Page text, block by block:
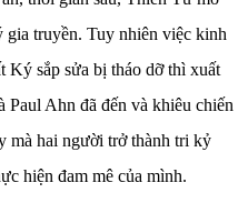
gia truyền. Tuy nhiên việc kinh
Ký sắp sửa bị tháo dỡ thì xuất
Paul Ahn đã đến và khiêu chiến
mà hai người trở thành tri kỷ
hiện đam mê của mình.